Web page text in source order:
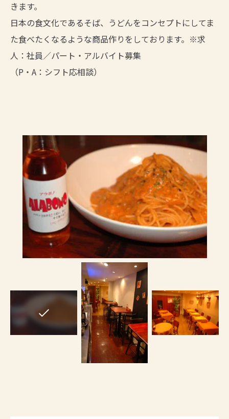
きます。
日本の食文化であるそば、うどんをコンセプトにしてま
た食べたくなるような商品作りをしております。※求
人：社員／パート・アルバイト募集
（P・A：シフト応相談）
Slideshow Items